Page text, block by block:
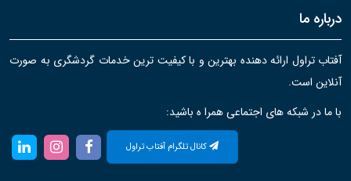
درباره ما
آفتاب تراول ارائه دهنده بهترین و با کیفیت ترین خدمات گردشگری به صورت
آنلاین است.
با ما در شبکه های اجتماعی همرا ه باشید:
کانال تلگرام آفتاب تراول